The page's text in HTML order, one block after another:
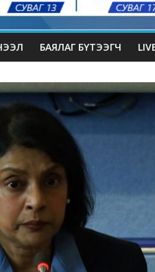
БАЯЛАГ БҮТЭЭГЧ